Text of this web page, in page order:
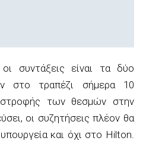
συντάξεις είναι τα δύο
στο τραπέζι σήμερα 10
των θεσμών στην
οι συζητήσεις πλέον θα
και όχι στο Hilton.